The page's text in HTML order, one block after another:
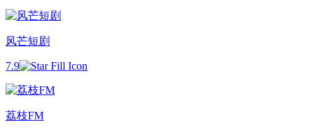
风芒短剧
7.9
荔枝FM